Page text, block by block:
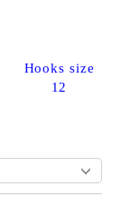
Hooks size
12